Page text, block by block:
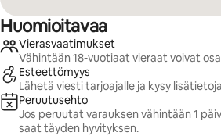
Huomioitavaa
Vierasvaatimukset
Vähintään 18-vuotiaat vieraat voivat
Esteettömyys
Lähetä viesti tarjoajalle ja kysy
Peruutusehto
Jos peruutat varauksen vähintään 1
saat täyden hyvityksen.